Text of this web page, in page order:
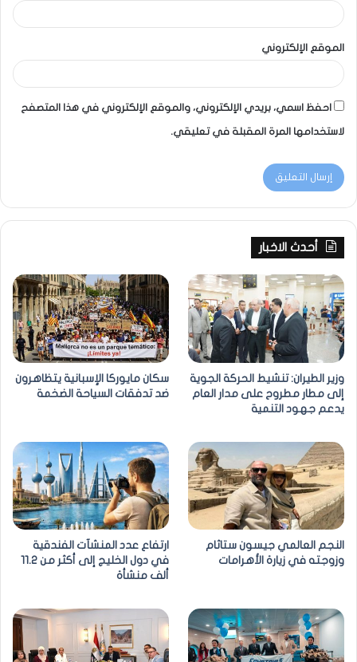
الموقع الإلكتروني
احفظ اسمي، بريدي الإلكتروني، والموقع الإلكتروني في هذا المتصفح
لاستخدامها المرة المقبلة في تعليقي.
أحدث الاخبار
وزير الطيران: تنشيط الحركة الجوية
إلى مطار مطروح على مدار العام
يدعم جهود التنمية
سكان مايوركا الإسبانية يتظاهرون
ضد تدفقات السياحة الضخمة
النجم العالمي جيسون ستاثام
وزوجته في زيارة الأهرامات
ارتفاع عدد المنشآت الفندقية
في دول الخليج إلى أكثر من 11.2
ألف منشأة